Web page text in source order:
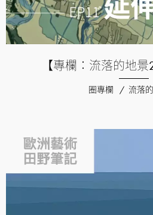
【專欄：流落的地
圈專欄 流落